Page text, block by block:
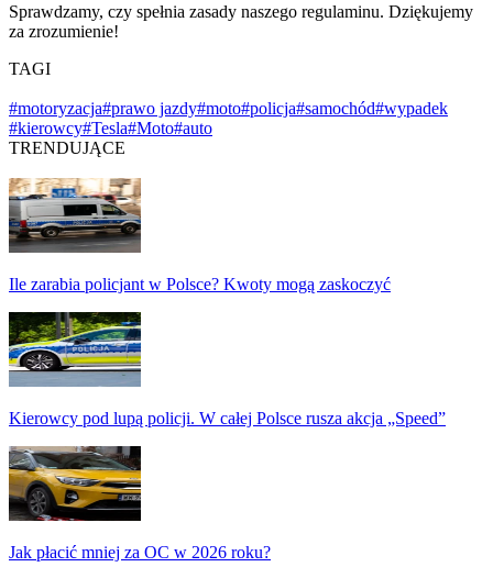
Sprawdzamy, czy spełnia zasady naszego regulaminu. Dziękujemy
za zrozumienie!
TAGI
#motoryzacja#prawo jazdy#moto#policja#samochód#wypadek
#kierowcy#Tesla#Moto#auto
TRENDUJĄCE
Ile zarabia policjant w Polsce? Kwoty mogą zaskoczyć
Kierowcy pod lupą policji. W całej Polsce rusza akcja „Speed”
Jak płacić mniej za OC w 2026 roku?